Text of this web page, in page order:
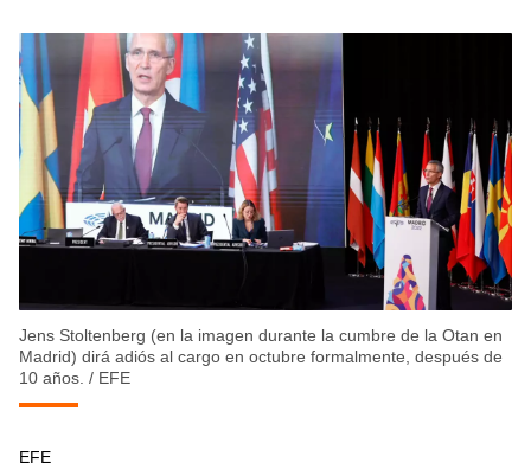
Jens Stoltenberg (en la imagen durante la cumbre de la Otan en
Madrid) dirá adiós al cargo en octubre formalmente, después de
10 años. / EFE
EFE